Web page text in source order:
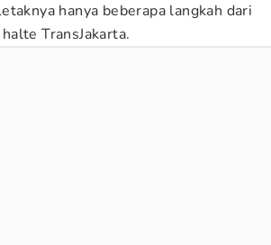
hanya beberapa langkah dari
TransJakarta.